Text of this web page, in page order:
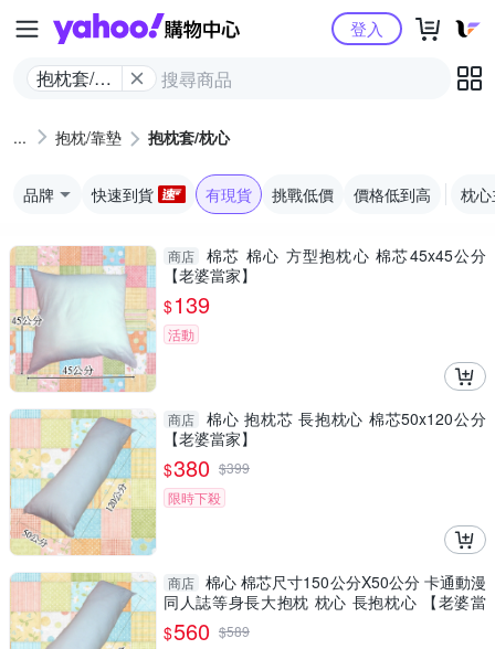
Yahoo購物中心
抱枕套/枕
登入
抱枕/靠墊 抱枕套/枕心
品牌 快速到貨 有現貨 挑戰低價 價格低到高 枕
商店
棉芯 棉心 方型抱枕心 棉芯45x45公分
【老婆當家】
$139
活動
商店
棉心 抱枕芯 長抱枕心 棉芯50x120公分
【老婆當家】
$380 $399
限時下殺
商店 棉心 棉芯尺寸150公分X50公分 卡通動漫
同人誌等身長大抱枕 枕心 長抱枕心 【老婆當
家】
$560 $589